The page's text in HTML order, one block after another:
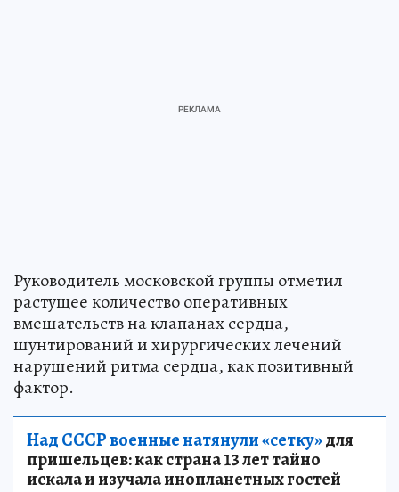
Руководитель московской группы отметил
растущее количество оперативных
вмешательств на клапанах сердца,
шунтирований и хирургических лечений
нарушений ритма сердца, как позитивный
фактор.
Над СССР военные натянули «сетку»для
пришельцев: как страна 13 лет тайно
искала и изучала инопланетных гостей